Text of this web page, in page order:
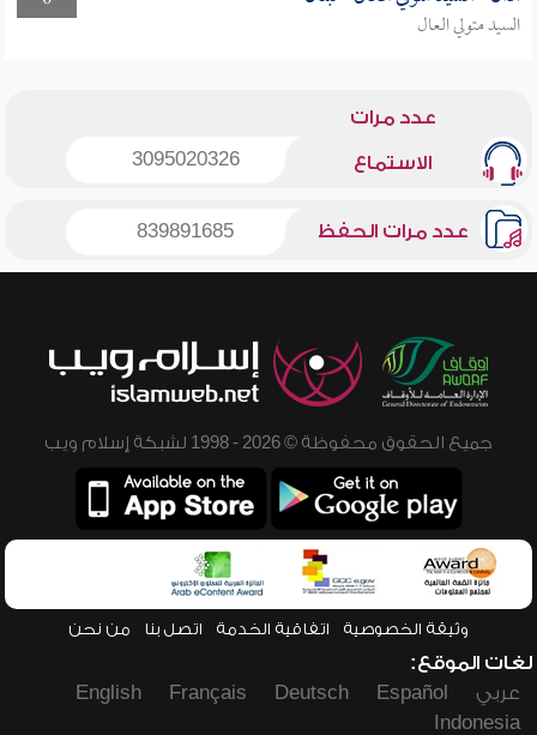
السيد متولي العال
عدد مرات
الاستماع 3095020326
عدد مرات الحفظ 839891685
جميع الحقوق محفوظة © 2026 - 1998 لشبكة إسلام ويب
وثيقة الخصوصية اتفاقية الخدمة اتصل بنا من نحن
لغات الموقع:
عربي
Español
Deutsch
Français
English
Indonesia